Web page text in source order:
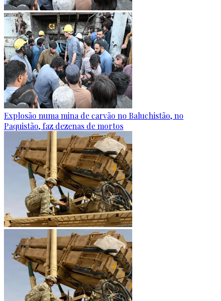
Explosão numa mina de carvão no Baluchistão, no
Paquistão, faz dezenas de mortos